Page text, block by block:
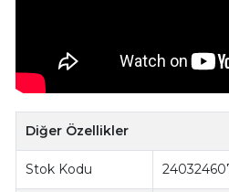
Diğer Özellikler
Stok Kodu